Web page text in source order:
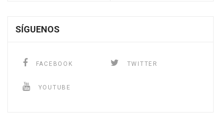
SÍGUENOS
FACEBOOK TWITTER
YOUTUBE